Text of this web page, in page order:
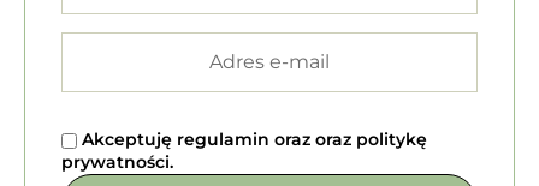
Akceptuję regulamin oraz oraz politykę
prywatności.